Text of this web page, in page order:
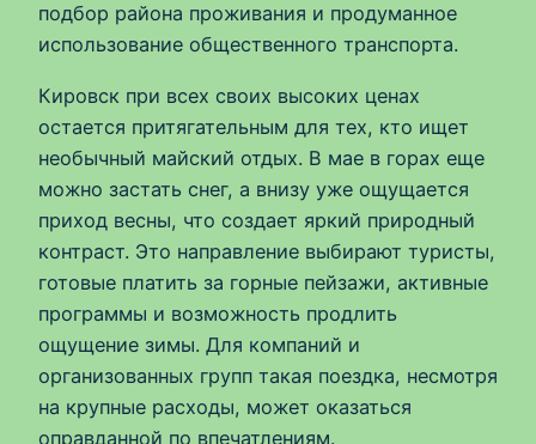
подбор района проживания и продуманное
использование общественного транспорта.
Кировск при всех своих высоких ценах
остается притягательным для тех, кто ищет
необычный майский отдых. В мае в горах еще
можно застать снег, а внизу уже ощущается
приход весны, что создает яркий природный
контраст. Это направление выбирают туристы,
готовые платить за горные пейзажи, активные
программы и возможность продлить
ощущение зимы. Для компаний и
организованных групп такая поездка, несмотря
на крупные расходы, может оказаться
оправданной по впечатлениям.